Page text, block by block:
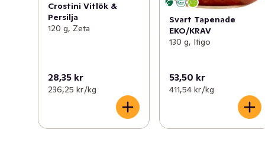
Crostini Vitlök &
Persilja
120 g, Zeta
28,35 kr
236,25 kr /kg
Svart Tapenade
EKO/KRAV
130 g, Itigo
53,50 kr
411,54 kr /kg